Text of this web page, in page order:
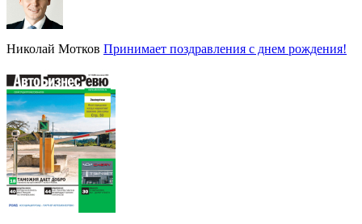
Николай Мотков Принимает поздравления с днем рождения!